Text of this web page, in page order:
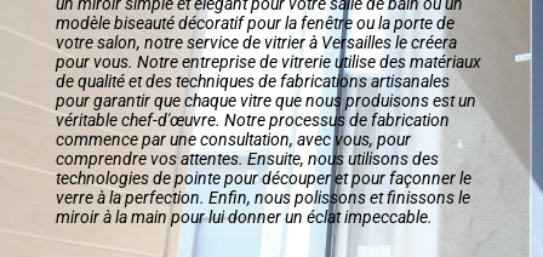
modèle biseauté décoratif pour la fenêtre ou la porte de
votre salon, notre service de vitrier à Versailles le créera
pour vous. Notre entreprise de vitrerie utilise des matériaux
de qualité et des techniques de fabrications artisanales
pour garantir que chaque vitre que nous produisons est un
véritable chef-d'œuvre. Notre processus de fabrication
commence par une consultation, avec vous, pour
comprendre vos attentes. Ensuite, nous utilisons des
technologies de pointe pour découper et pour façonner le
verre à la perfection. Enfin, nous polissons et finissons le
miroir à la main pour lui donner un éclat impeccable.